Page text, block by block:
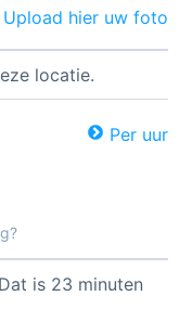
hier uw foto
locatie.
Per uur
is 23 minuten